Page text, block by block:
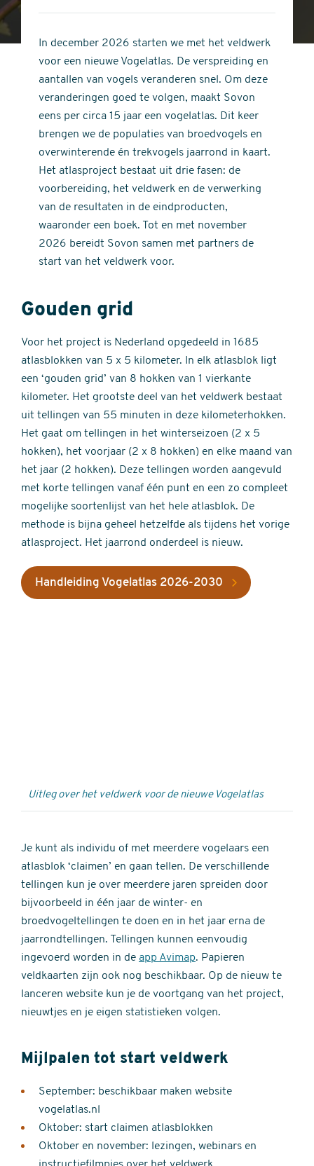
stars
of
stars
In december 2026 starten we met het veldwerk
voor een nieuwe Vogelatlas. De verspreiding en
aantallen van vogels veranderen snel. Om deze
veranderingen goed te volgen, maakt Sovon
eens per circa 15 jaar een vogelatlas. Dit keer
brengen we de populaties van broedvogels en
overwinterende én trekvogels jaarrond in kaart.
Het atlasproject bestaat uit drie fasen: de
voorbereiding, het veldwerk en de verwerking
van de resultaten in de eindproducten,
waaronder een boek. Tot en met november
2026 bereidt Sovon samen met partners de
start van het veldwerk voor.
Gouden grid
Voor het project is Nederland opgedeeld in 1685
atlasblokken van 5 x 5 kilometer. In elk atlasblok ligt
een ‘gouden grid’ van 8 hokken van 1 vierkante
kilometer. Het grootste deel van het veldwerk bestaat
uit tellingen van 55 minuten in deze kilometerhokken.
Het gaat om tellingen in het winterseizoen (2 x 5
hokken), het voorjaar (2 x 8 hokken) en elke maand van
het jaar (2 hokken). Deze tellingen worden aangevuld
met korte tellingen vanaf één punt en een zo compleet
mogelijke soortenlijst van het hele atlasblok. De
methode is bijna geheel hetzelfde als tijdens het vorige
atlasproject. Het jaarrond onderdeel is nieuw.
Handleiding Vogelatlas 2026-2030
Uitleg over het veldwerk voor de nieuwe Vogelatlas
Je kunt als individu of met meerdere vogelaars een
atlasblok ‘claimen’ en gaan tellen. De verschillende
tellingen kun je over meerdere jaren spreiden door
bijvoorbeeld in één jaar de winter- en
broedvogeltellingen te doen en in het jaar erna de
jaarrondtellingen. Tellingen kunnen eenvoudig
ingevoerd worden in de app Avimap. Papieren
veldkaarten zijn ook nog beschikbaar. Op de nieuw te
lanceren website kun je de voortgang van het project,
nieuwtjes en je eigen statistieken volgen.
Mijlpalen tot start veldwerk
September: beschikbaar maken website
vogelatlas.nl
Oktober: start claimen atlasblokken
Oktober en november: lezingen, webinars en